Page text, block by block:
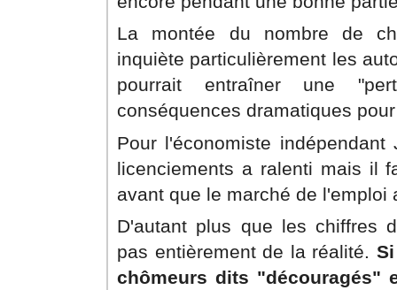
La montée du nombre de
inquiète particulièrement les
pourrait entraîner une
conséquences dramatiques
Pour l'économiste
licenciements a ralenti mais il
avant que le marché de l'emploi
D'autant plus que les chiffres
pas entièrement de la réalité.
chômeurs dits "découragés"